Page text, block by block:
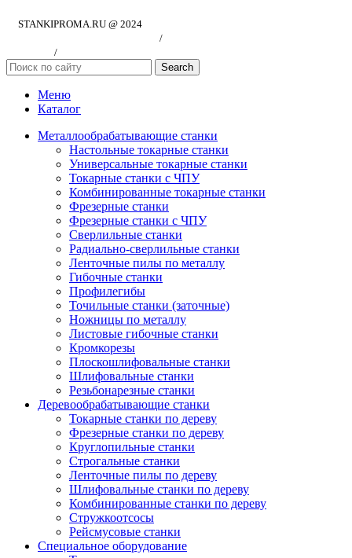
STANKIPROMA.RU @ 2024
/
/
Search
Меню
Каталог
Металлообрабатывающие станки
Настольные токарные станки
Универсальные токарные станки
Токарные станки с ЧПУ
Комбинированные токарные станки
Фрезерные станки
Фрезерные станки с ЧПУ
Сверлильные станки
Радиально-сверлильные станки
Ленточные пилы по металлу
Гибочные станки
Профилегибы
Точильные станки (заточные)
Ножницы по металлу
Листовые гибочные станки
Кромкорезы
Плоскошлифовальные станки
Шлифовальные станки
Резьбонарезные станки
Деревообрабатывающие станки
Токарные станки по дереву
Фрезерные станки по дереву
Круглопильные станки
Строгальные станки
Ленточные пилы по дереву
Шлифовальные станки по дереву
Комбинированные станки по дереву
Стружкоотсосы
Рейсмусовые станки
Специальное оборудование